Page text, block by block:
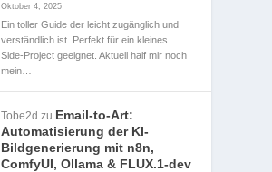
Oktober 4, 2025
Ein toller Guide der leicht zugänglich und
verständlich ist. Perfekt für ein kleines
Side-Project geeignet. Aktuell half mir noch
mein…
Tobe2d zu Email-to-Art:
Automatisierung der KI-
Bildgenerierung mit n8n,
ComfyUI, Ollama & FLUX.1-dev